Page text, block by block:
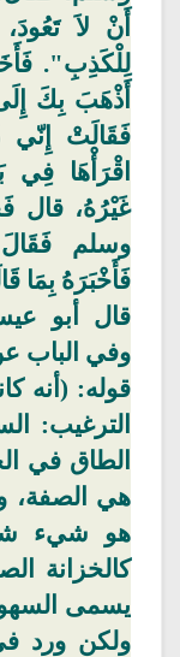
أَنْ لاَ
لِلْكَذِبِ".
أَذْهَبَ بِكَ
فَقَالَتْ إِنّي
اقْرَأْهَا فِي
غَيْرُهُ، قال
وسلم
فَأَخْبَرَهُ بِمَا
قال أبو
وفي الباب
قوله: (أنه
الترغيب:
الطاق في
هي الصفة،
هو شيء
كالخزانة
يسمى
ولكن ورد